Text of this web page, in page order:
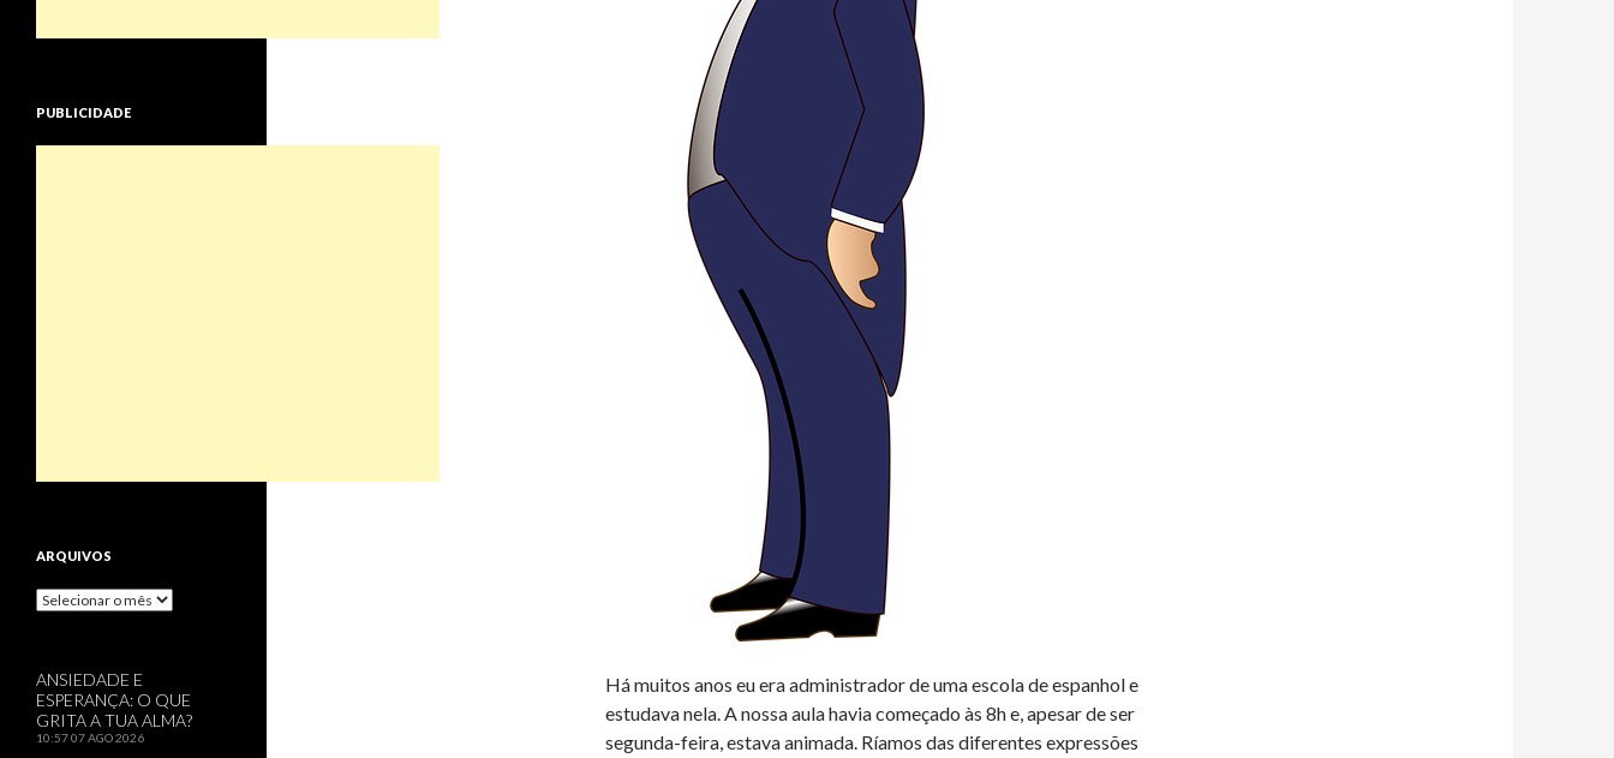
Há muitos anos eu era administrador de uma escola de espanhol e
estudava nela. A nossa aula havia começado às 8h e, apesar de ser
segunda-feira, estava animada. Ríamos das diferentes expressões
PUBLICIDADE
ARQUIVOS
Arquivos
ANSIEDADE E
ESPERANÇA: O QUE
GRITA A TUA ALMA?
10:5707 AGO 2026